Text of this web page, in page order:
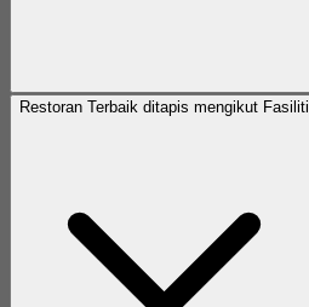
Restoran Terbaik ditapis mengikut Fasiliti